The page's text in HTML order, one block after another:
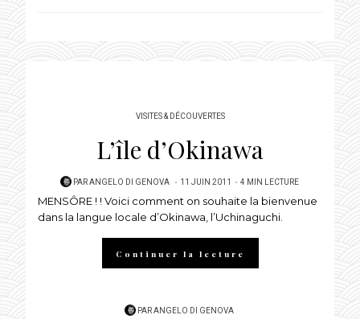
VISITES & DÉCOUVERTES
L’île d’Okinawa
PARANGELO DI GENOVA
POSTED
ON
11 JUIN 2011 4 MIN LECTURE
MENSÔRE ! ! Voici comment on souhaite la bienvenue
dans la langue locale d’Okinawa, l’Uchinaguchi.
Continuer la lecture
PARANGELO DI GENOVA